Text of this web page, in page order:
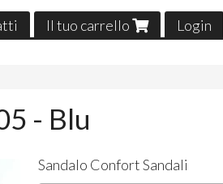
Il tuo carrello Login
- Blu
Sandalo Confort Sandali